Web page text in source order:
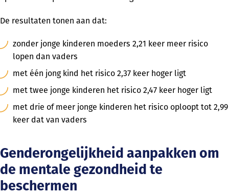
De resultaten tonen aan dat:
zonder jonge kinderen moeders 2,21 keer meer risico
lopen dan vaders
met één jong kind het risico 2,37 keer hoger ligt
met twee jonge kinderen het risico 2,47 keer hoger ligt
met drie of meer jonge kinderen het risico oploopt tot 2,99
keer dat van vaders
Genderongelijkheid aanpakken om
de mentale gezondheid te
beschermen